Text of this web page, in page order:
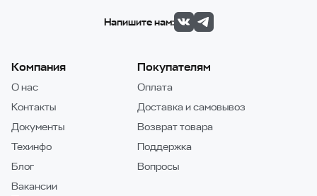
Напишите нам:
Компания
О нас
Контакты
Документы
Техинфо
Блог
Вакансии
Покупателям
Оплата
Доставка и самовывоз
Возврат товара
Поддержка
Вопросы